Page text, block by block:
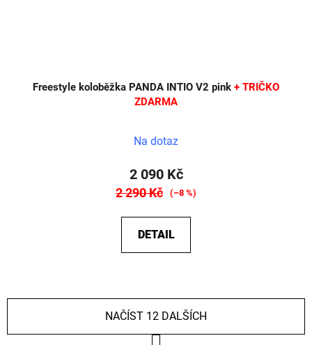
Freestyle koloběžka PANDA INTIO V2 pink + TRIČKO
ZDARMA
Na dotaz
2 090 Kč
2 290 Kč (–8 %)
DETAIL
NAČÍST 12 DALŠÍCH